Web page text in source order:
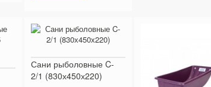
Сани рыболовные C-
2/1 (830х450х220)